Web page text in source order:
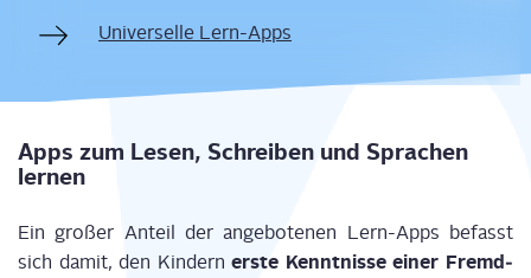
Uni­ver­sel­le Lern-Apps
Apps zum Lesen, Schrei­ben und Spra­chen
lernen
Ein gro­ßer Anteil der ange­bo­te­nen Lern-Apps befasst
sich damit, den Kin­derners­te Kennt­nis­se einer Fremd­